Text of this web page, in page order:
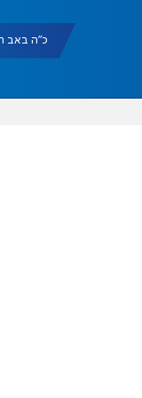
כ"ה באב תשפ"ו